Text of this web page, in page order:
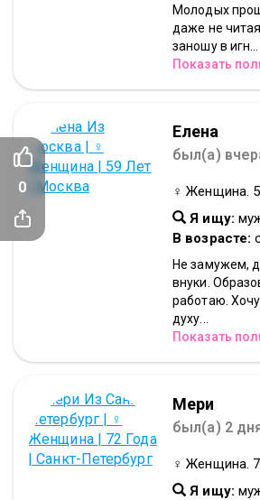
Молодых
даже не
заношу в игн...
Показать
Елена
был(а)
♀ Женщина.
Я ищу:
В возрасте:
Не замужем,
внуки.
работаю.
духу...
Показать
Мери
был(а) 2
♀ Женщина.
Я ищу:
0